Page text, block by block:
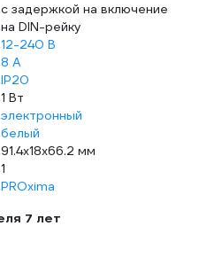
с задержкой на включение
на DIN-рейку
12-240 В
8 А
IP20
1 Вт
электронный
белый
91.4x18x66.2 мм
1
PROxima
7 лет